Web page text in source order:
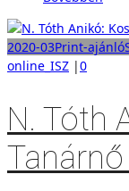
2020-03Print-ajánló
online_ISZ |0
N. Tóth